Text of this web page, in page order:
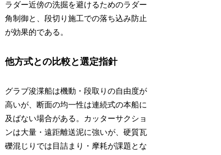
ラダー近傍の洗掘を避けるためのラダー
角制御と、段切り施工での落ち込み防止
が効果的である。
他方式との比較と選定指針
グラブ浚渫船は機動・段取りの自由度が
高いが、断面の均一性は連続式の本船に
及ばない場合がある。カッターサクショ
ンは大量・遠距離送泥に強いが、硬質瓦
礫混じりでは目詰まり・摩耗が課題とな